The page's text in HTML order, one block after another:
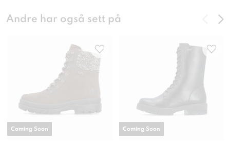
Andre har også sett på
Coming Soon Coming Soon